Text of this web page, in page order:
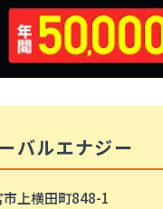
バルエナジー
市上横田町848-1